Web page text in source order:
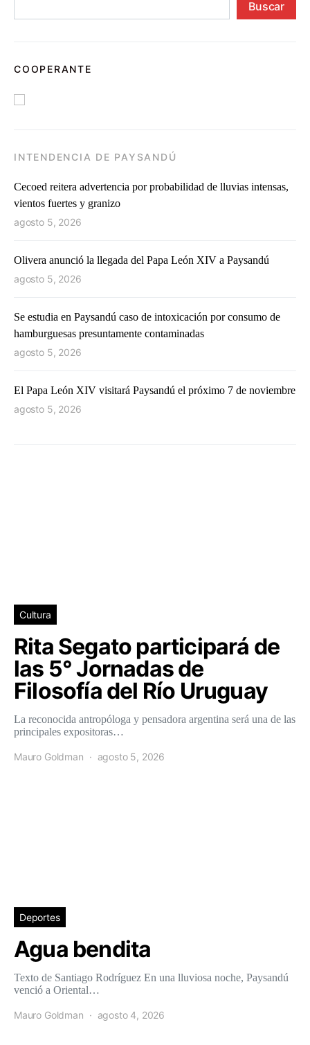
Buscar
COOPERANTE
INTENDENCIA DE PAYSANDÚ
Cecoed reitera advertencia por probabilidad de lluvias intensas,
vientos fuertes y granizo
agosto 5, 2026
Olivera anunció la llegada del Papa León XIV a Paysandú
agosto 5, 2026
Se estudia en Paysandú caso de intoxicación por consumo de
hamburguesas presuntamente contaminadas
agosto 5, 2026
El Papa León XIV visitará Paysandú el próximo 7 de noviembre
agosto 5, 2026
Cultura
Rita Segato participará de
las 5° Jornadas de
Filosofía del Río Uruguay
La reconocida antropóloga y pensadora argentina será una de las
principales expositoras…
Mauro Goldman agosto 5, 2026
Deportes
Agua bendita
Texto de Santiago Rodríguez En una lluviosa noche, Paysandú
venció a Oriental…
Mauro Goldman agosto 4, 2026